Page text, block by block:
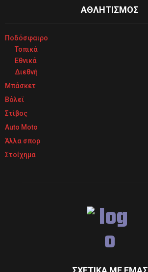
ΑΘΛΗΤΙΣΜΟΣ
Ποδόσφαιρο
Τοπικά
Εθνικά
Διεθνή
Μπάσκετ
Βόλεϊ
Στίβος
Auto Moto
Άλλα σπορ
Στοίχημα